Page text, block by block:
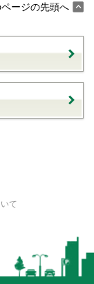
ページの先頭へ
て